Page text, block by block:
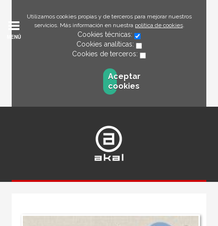
Utilizamos cookies propias y de terceros para mejorar nuestros
servicios. Más información en nuestra política de cookies.
Cookies técnicas:
Cookies analíticas:
Cookies de terceros:
Aceptar
cookies
MENÚ